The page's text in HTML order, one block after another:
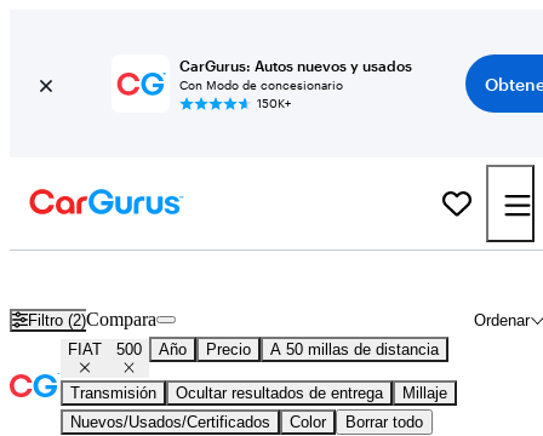
CarGurus: Autos nuevos y usados
Con Modo de concesionario
150K+
Filtro (2) Ordenar
Compara
FIAT 500 Año Precio A 50 millas de distancia
Transmisión Ocultar resultados de entrega
Millaje
Nuevos/Usados/Certificados
Color Borrar todo